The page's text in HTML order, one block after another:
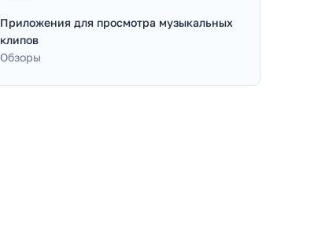
Приложения для просмотра музыкальных
клипов
Обзоры